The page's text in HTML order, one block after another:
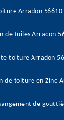
Arradon 56610
de tuiles Arradon
toiture Arradon
de toiture en Zinc
de